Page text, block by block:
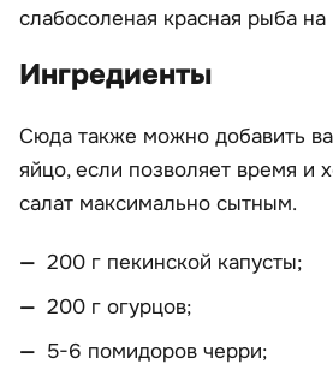
слабосоленая красная рыба
Ингредиенты
Сюда также можно добавить
яйцо, если позволяет время и
салат максимально сытным.
200 г пекинской капусты;
200 г огурцов;
5-6 помидоров черри;